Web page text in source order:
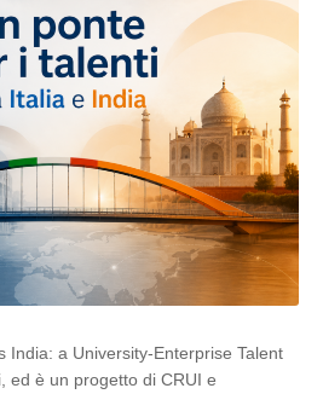
India: a University-Enterprise Talent
ed è un progetto di CRUI e